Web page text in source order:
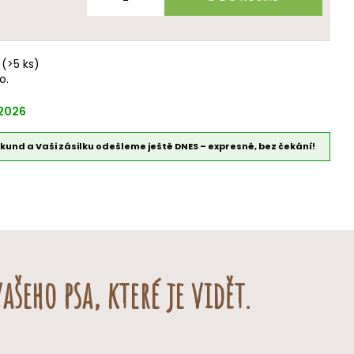
je základem správné výživy, která pomáhá udržovat psa
a Vaši zásilku odešleme ještě DNES – expresně, bez čekání!
(>5 ks)
psa, které je vidět.